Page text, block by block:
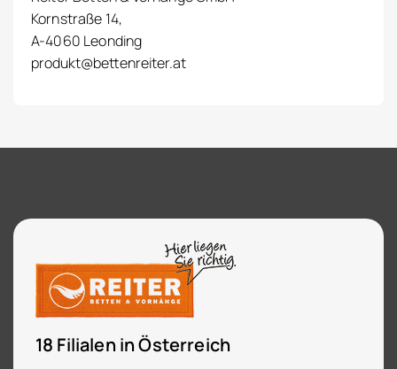
Kornstraße 14,
A-4060 Leonding
produkt@bettenreiter.at
18 Filialen in Österreich